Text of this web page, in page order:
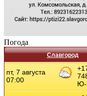
Погода
Славгород